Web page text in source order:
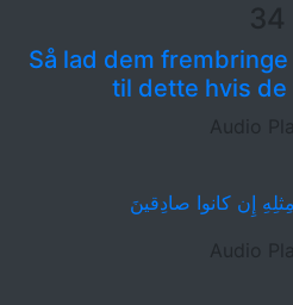
34
Så lad dem
til dette hvis de
Audio
إِن كانوا صادِقينَ
Audio